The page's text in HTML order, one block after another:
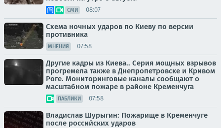
СМИ 08:07
Схема ночных ударов по Киеву по версии
противника
МНЕНИЯ 07:58
Другие кадры из Киева.. Серия мощных взрывов
прогремела также в Днепропетровске и Кривом
Роге. Мониторинговые каналы сообщают о
масштабном пожаре в районе Кременчуга
ПАБЛИКИ 07:58
Владислав Шурыгин: Пожарище в Кременчуге
после российских ударов